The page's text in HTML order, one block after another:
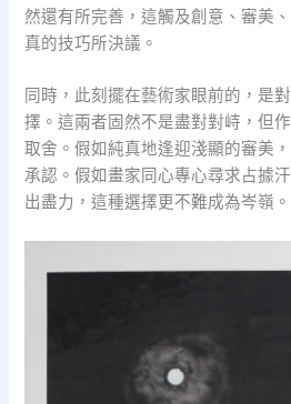
然還有所完善，這觸及創意、審美
真的技巧所決議。
同時，此刻擺在藝術家眼前的，是
擇。這兩者固然不是盡對對峙，但
取舍。假如純真地逢迎淺顯的審美
承認。假如畫家同心專心尋求占據
出盡力，這種選擇更不難成為岑嶺。